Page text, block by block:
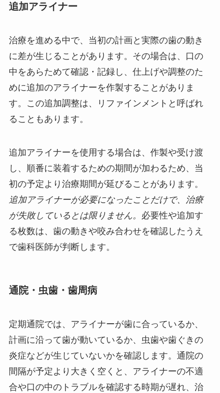
追加アライナー
治療を進める中で、当初の計画と実際の歯の動き
に差が生じることがあります。その場合は、口の
中をあらためて確認・記録し、仕上げや調整のた
めに追加のアライナーを作製することがありま
す。この追加調整は、リファインメントと呼ばれ
ることもあります。
追加アライナーを使用する場合は、作製や受け渡
し、順番に装着するための期間が加わるため、当
初の予定より治療期間が延びることがあります。
追加アライナーが必要になったことだけで、治療
が失敗しているとは限りません。 必要性や追加す
る枚数は、歯の動きや咬み合わせを確認したうえ
で歯科医師が判断します。
通院・虫歯・歯周病
定期通院では、アライナーが歯に合っているか、
計画に沿って歯が動いているか、虫歯や歯ぐきの
炎症などが生じていないかを確認します。通院の
間隔が予定より大きく空くと、アライナーの不適
合や口の中のトラブルを確認する時期が遅れ、治